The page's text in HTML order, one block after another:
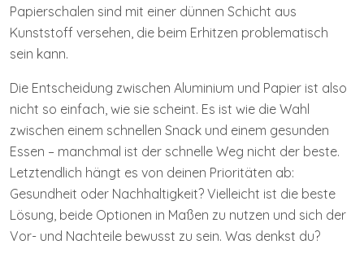
Papierschalen sind mit einer dünnen Schicht aus
Kunststoff versehen, die beim Erhitzen problematisch
sein kann.
Die Entscheidung zwischen Aluminium und Papier ist also
nicht so einfach, wie sie scheint. Es ist wie die Wahl
zwischen einem schnellen Snack und einem gesunden
Essen – manchmal ist der schnelle Weg nicht der beste.
Letztendlich hängt es von deinen Prioritäten ab:
Gesundheit oder Nachhaltigkeit? Vielleicht ist die beste
Lösung, beide Optionen in Maßen zu nutzen und sich der
Vor- und Nachteile bewusst zu sein. Was denkst du?